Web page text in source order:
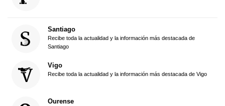
Santiago
Recibe toda la actualidad y la información más destacada de
Santiago
Vigo
Recibe toda la actualidad y la información más destacada de Vigo
Ourense